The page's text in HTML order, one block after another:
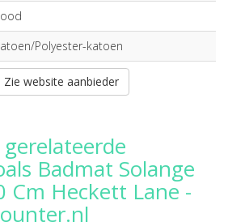
Polyester-katoen
Zie website aanbieder
Badmat Solange
Cm Heckett Lane -